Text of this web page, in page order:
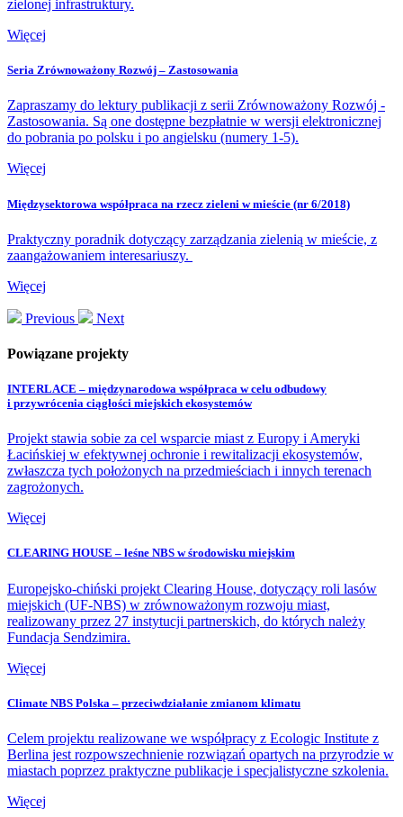
zielonej infrastruktury.
Więcej
Seria Zrównoważony Rozwój – Zastosowania
Zapraszamy do lektury publikacji z serii Zrównoważony Rozwój -
Zastosowania. Są one dostępne bezpłatnie w wersji elektronicznej
do pobrania po polsku i po angielsku (numery 1-5).
Więcej
Międzysektorowa współpraca na rzecz zieleni w mieście (nr 6/2018)
Praktyczny poradnik dotyczący zarządzania zielenią w mieście, z
zaangażowaniem interesariuszy.
Więcej
Previous Next
Powiązane projekty
INTERLACE – międzynarodowa współpraca w celu odbudowy
i przywrócenia ciągłości miejskich ekosystemów
Projekt stawia sobie za cel wsparcie miast z Europy i Ameryki
Łacińskiej w efektywnej ochronie i rewitalizacji ekosystemów,
zwłaszcza tych położonych na przedmieściach i innych terenach
zagrożonych.
Więcej
CLEARING HOUSE – leśne NBS w środowisku miejskim
Europejsko-chiński projekt Clearing House, dotyczący roli lasów
miejskich (UF-NBS) w zrównoważonym rozwoju miast,
realizowany przez 27 instytucji partnerskich, do których należy
Fundacja Sendzimira.
Więcej
Climate NBS Polska – przeciwdziałanie zmianom klimatu
Celem projektu realizowane we współpracy z Ecologic Institute z
Berlina jest rozpowszechnienie rozwiązań opartych na przyrodzie w
miastach poprzez praktyczne publikacje i specjalistyczne szkolenia.
Więcej